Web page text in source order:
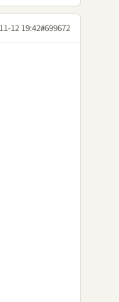
12 19:42#699672